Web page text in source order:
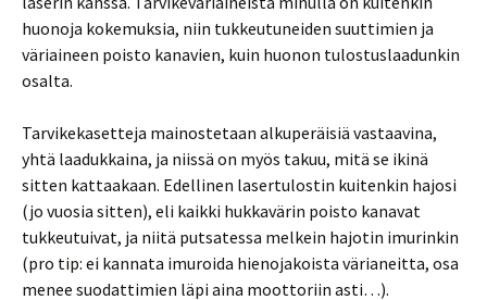
huonoja kokemuksia, niin tukkeutuneiden suuttimien ja
väriaineen poisto kanavien, kuin huonon tulostuslaadunkin
osalta.
Tarvikekasetteja mainostetaan alkuperäisiä vastaavina,
yhtä laadukkaina, ja niissä on myös takuu, mitä se ikinä
sitten kattaakaan. Edellinen lasertulostin kuitenkin hajosi
(jo vuosia sitten), eli kaikki hukkavärin poisto kanavat
tukkeutuivat, ja niitä putsatessa melkein hajotin imurinkin
(pro tip: ei kannata imuroida hienojakoista värianeitta, osa
menee suodattimien läpi aina moottoriin asti…).